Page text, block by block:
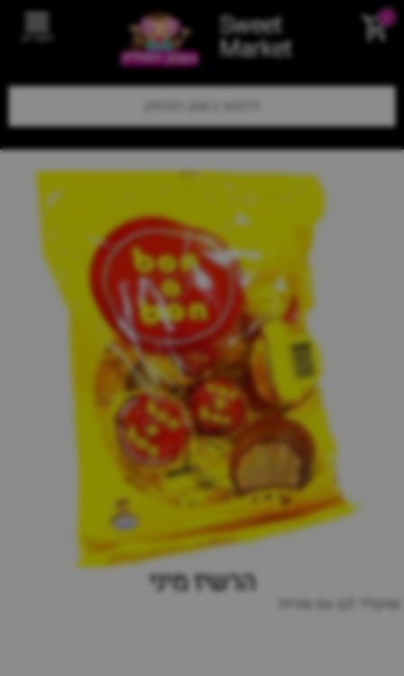
Sweet
Market תפריט
הרשיז מיני
שוקולד לבן עם עוגיות